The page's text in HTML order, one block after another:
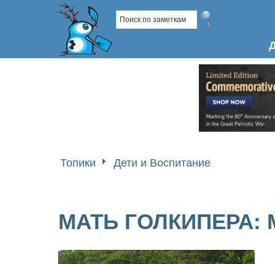
Топики Дети и Воспитание
МАТЬ